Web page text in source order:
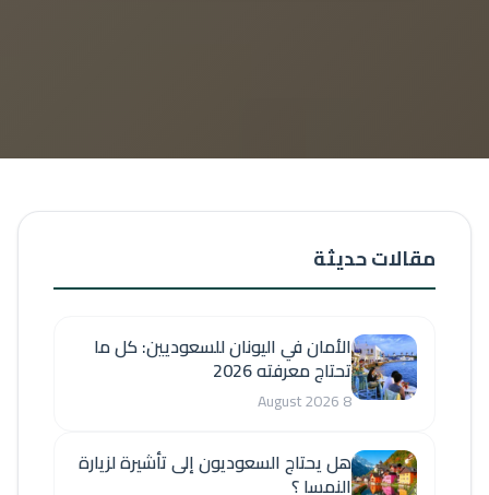
مقالات حديثة
الأمان في اليونان للسعوديين: كل ما
تحتاج معرفته 2026
8 August 2026
هل يحتاج السعوديون إلى تأشيرة لزيارة
النمسا ؟